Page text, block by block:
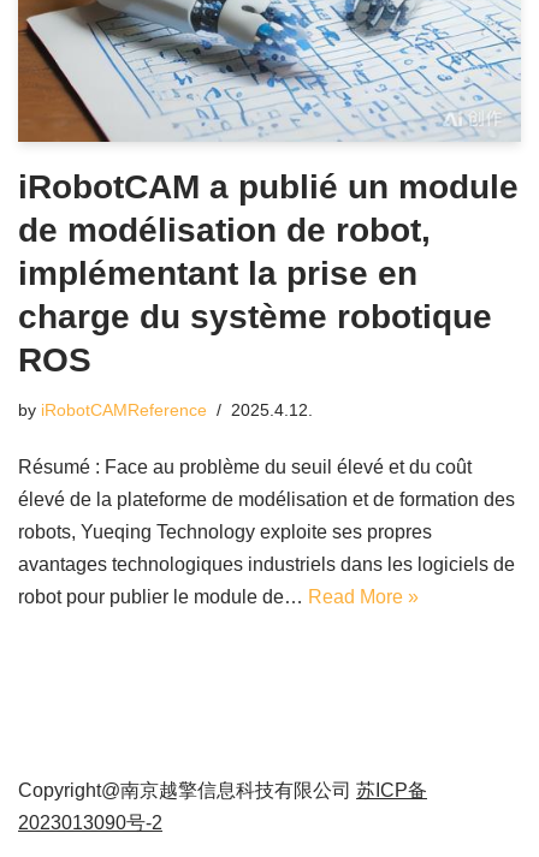
iRobotCAM a publié un module
de modélisation de robot,
implémentant la prise en
charge du système robotique
ROS
by iRobotCAMReference 2025.4.12.
Résumé : Face au problème du seuil élevé et du coût
élevé de la plateforme de modélisation et de formation des
robots, Yueqing Technology exploite ses propres
avantages technologiques industriels dans les logiciels de
robot pour publier le module de… Read More »
Copyright@南京越擎信息科技有限公司 苏ICP备
2023013090号-2